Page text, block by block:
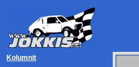
Kolumnit